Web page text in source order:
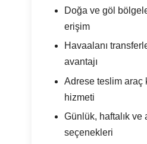
Doğa ve göl
erişim
Havaalanı
avantajı
Adrese teslim araç
hizmeti
Günlük, haftalık ve
seçenekleri